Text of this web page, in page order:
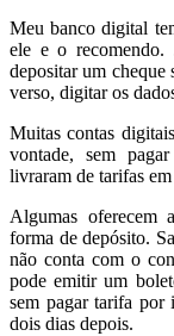
Meu banco digital
ele e o recomendo.
depositar um cheque
verso, digitar os
Muitas contas
vontade, sem
livraram de tarifas
Algumas oferecem
forma de depósito.
não conta com o
pode emitir um
sem pagar tarifa por
dois dias depois.